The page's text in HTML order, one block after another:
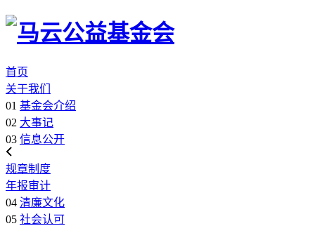
首页
关于我们
01 基金会介绍
02 大事记
03 信息公开
规章制度
年报审计
04 清廉文化
05 社会认可